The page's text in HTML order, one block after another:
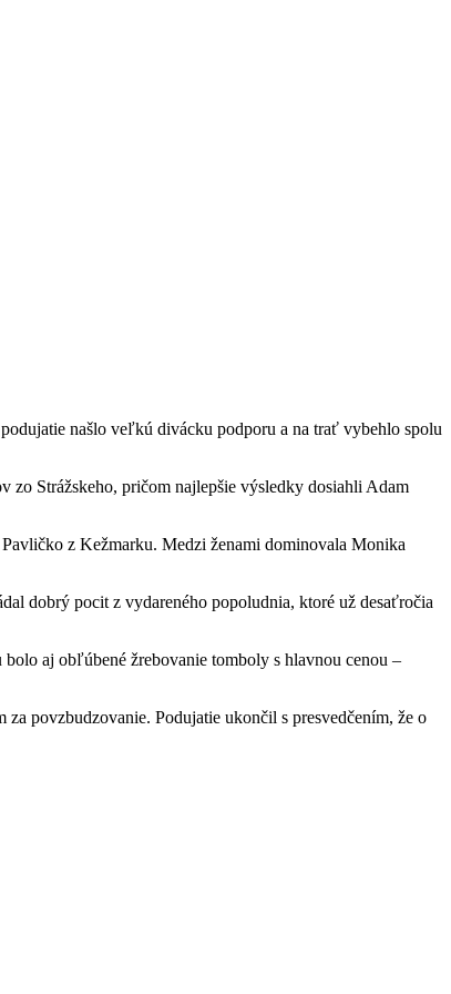
našlo veľkú divácku podporu a na trať vybehlo spolu
zo Strážskeho, pričom najlepšie výsledky dosiahli Adam
z Kežmarku. Medzi ženami dominovala Monika
dobrý pocit z vydareného popoludnia, ktoré už desaťročia
aj obľúbené žrebovanie tomboly s hlavnou cenou –
povzbudzovanie. Podujatie ukončil s presvedčením, že o